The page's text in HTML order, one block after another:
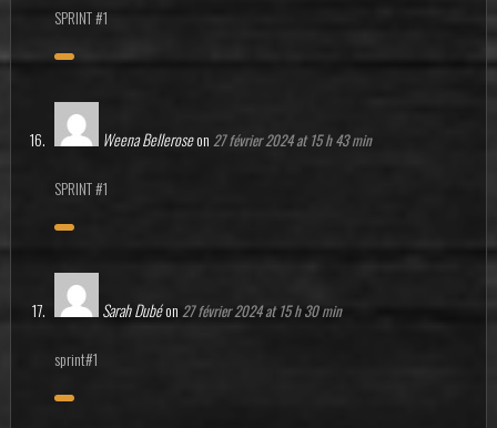
SPRINT #1
Weena Belleroseon 27 février 2024 at 15 h 43 min
SPRINT #1
Sarah Dubéon 27 février 2024 at 15 h 30 min
sprint#1